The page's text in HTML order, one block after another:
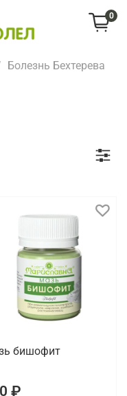
0
Болезнь Бехтерева
бишофит
₽